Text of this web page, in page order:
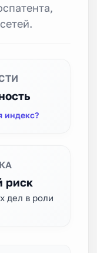
индекс?
риск
дел в роли